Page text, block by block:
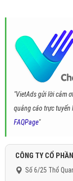
"VietAds gửi lời cảm
quảng cáo trực tuyến
FAQPage"
CÔNG TY CỔ
Số 6/25 Thổ